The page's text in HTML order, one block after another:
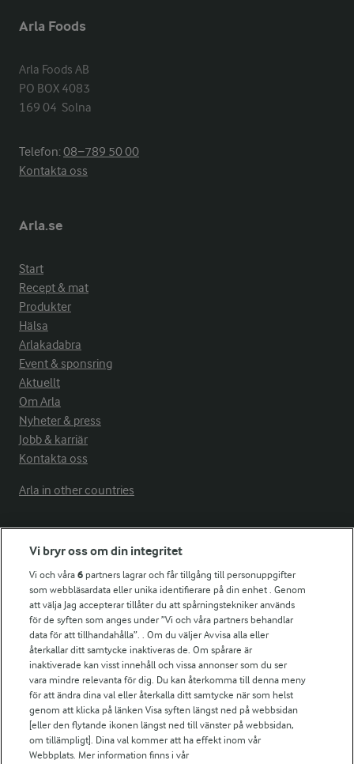
Arla Foods
Arla Foods AB
PO BOX 4083
169 04  Solna
Telefon:08−789 50 00
Kontakta oss
Arla.se
Start
Recept & mat
Produkter
Hälsa
Arlakadabra
Event & sponsring
Aktuellt
Om Arla
Nyheter & press
Jobb & karriär
Kontakta oss
Arla in other countries
Fler Arlasajter
För ägare
Arlas kundportal
Arla.com
Falbygdens Ost
Arla webbshop
Bildbank
Följ oss
Vi bryr oss om din integritet
Vi och våra6 partners lagrar och får tillgång till personuppgifter
som webbläsardata eller unika identifierare på din enhet . Genom
att välja Jag accepterar tillåter du att spårningstekniker används
för de syften som anges under ”Vi och våra partners behandlar
data för att tillhandahålla”. . Om du väljer Avvisa alla eller
återkallar ditt samtycke inaktiveras de. Om spårare är
inaktiverade kan visst innehåll och vissa annonser som du ser
vara mindre relevanta för dig. Du kan återkomma till denna meny
för att ändra dina val eller återkalla ditt samtycke när som helst
genom att klicka på länken Visa syften längst ned på webbsidan
[eller den flytande ikonen längst ned till vänster på webbsidan,
om tillämpligt]. Dina val kommer att ha effekt inom vår
Webbplats. Mer information finns i vår